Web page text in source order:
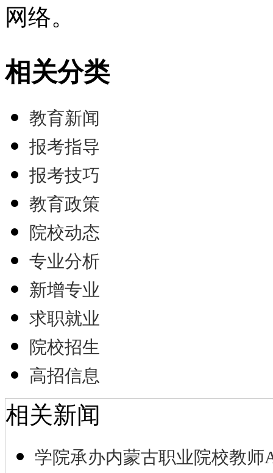
网络。
相关分类
教育新闻
报考指导
报考技巧
教育政策
院校动态
专业分析
新增专业
求职就业
院校招生
高招信息
相关新闻
学院承办内蒙古职业院校教师